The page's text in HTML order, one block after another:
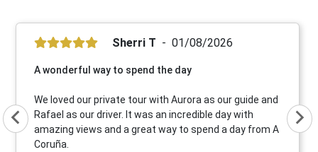
Sherri T 01/08/2026
A wonderful way to spend the day
We loved our private tour with Aurora as our guide and
Rafael as our driver. It was an incredible day with
amazing views and a great way to spend a day from A
Coruña.